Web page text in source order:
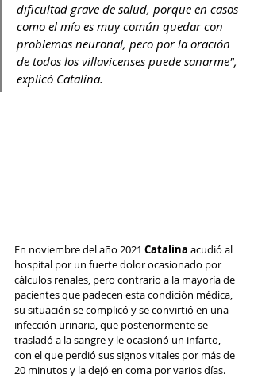
dificultad grave de salud, porque en casos
como el mío es muy común quedar con
problemas neuronal, pero por la oración
de todos los villavicenses puede sanarme",
explicó Catalina.
En noviembre del año 2021 Catalina acudió al
hospital por un fuerte dolor ocasionado por
cálculos renales, pero contrario a la mayoría de
pacientes que padecen esta condición médica,
su situación se complicó y se convirtió en una
infección urinaria, que posteriormente se
trasladó a la sangre y le ocasionó un infarto,
con el que perdió sus signos vitales por más de
20 minutos y la dejó en coma por varios días.